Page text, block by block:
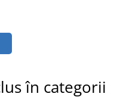
în categorii